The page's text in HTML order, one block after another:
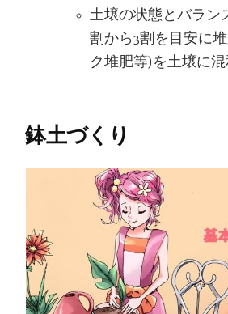
土壌の状態とバラン
割から3割を目安に
ク堆肥等)を土壌に混
鉢土づくり